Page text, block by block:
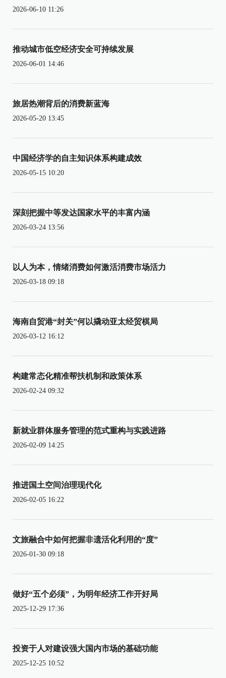
2026-06-10 11:26
推动城市低空经济安全可持续发展
2026-06-01 14:46
旅居热潮背后的消费新蓝海
2026-05-20 13:45
中国经济学的自主知识体系构建成效
2026-05-15 10:20
深刻把握中等发达国家水平的丰富内涵
2026-03-24 13:56
以人为本，情绪消费如何激活消费市场活力
2026-03-18 09:18
海南自贸港“封关”何以撬动亚太经贸棋局
2026-03-12 16:12
构建常态化精准帮扶机制和政策体系
2026-02-24 09:32
新就业群体服务管理的范式重构与实践进路
2026-02-09 14:25
推进国土空间治理现代化
2026-02-05 16:22
文旅融合中如何把握非遗活化利用的“度”
2026-01-30 09:18
做好“五个必须”，为明年经济工作开好局
2025-12-29 17:36
投资于人对建设强大国内市场的基础功能
2025-12-25 10:52